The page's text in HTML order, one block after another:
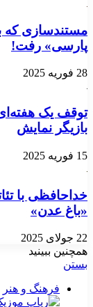
مستندسازی که
پارسی» رفت!
28 فوریه 2025
توقف یک‌
بازیگر نمایش
15 فوریه 2025
خداحافظی با
«باغ عدن»
22 جولای 2025
همچنین ببینید
بستن
فرهنگ و هنر